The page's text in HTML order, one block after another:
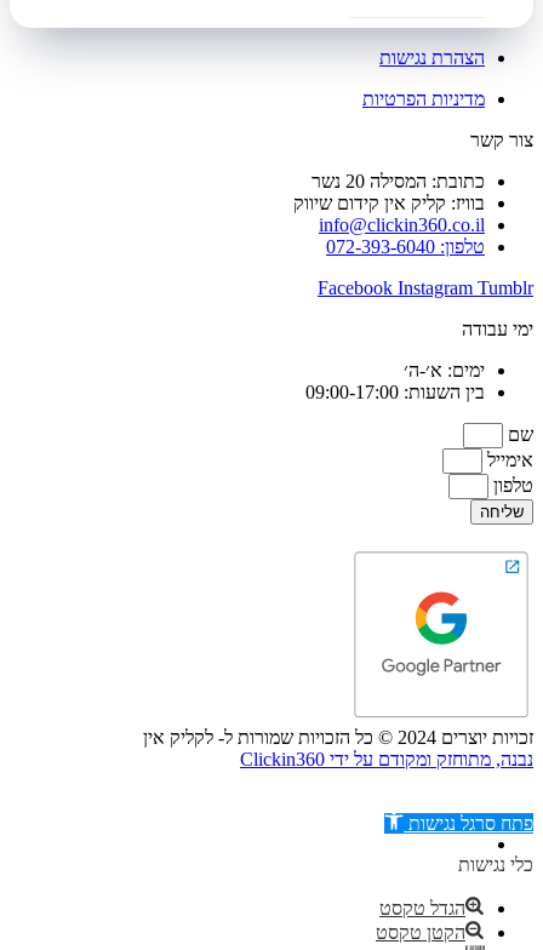
הצהרת נגישות
מדיניות הפרטיות
צור קשר
כתובת: המסילה 20 נשר
בוויז: קליק אין קידום שיווק
info@clickin360.co.il
טלפון: 072-393-6040
Facebook Instagram Tumblr
ימי עבודה
ימים: א׳-ה׳
בין השעות: 09:00-17:00
שם
אימייל
טלפון
שליחה
זכויות יוצרים 2024 © כל הזכויות שמורות ל- לקליק אין
נבנה, מתוחזק ומקודם על ידי Clickin360
פתח סרגל נגישות
כלי נגישות
הגדל טקסט
הקטן טקסט